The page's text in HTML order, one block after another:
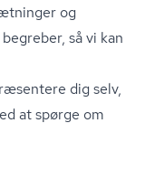
og
så vi kan
dig selv,
at spørge om